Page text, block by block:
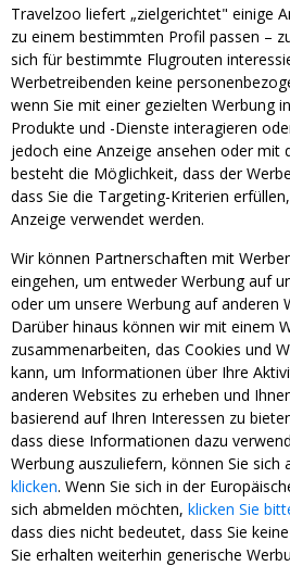
Travelzoo liefert „zielgerichtet" einige
zu einem bestimmten Profil passen –
sich für bestimmte Flugrouten
Werbetreibenden keine
wenn Sie mit einer gezielten Werbung
Produkte und -Dienste interagieren
jedoch eine Anzeige ansehen oder mit
besteht die Möglichkeit, dass der
dass Sie die Targeting-Kriterien
Anzeige verwendet werden.
Wir können Partnerschaften mit
eingehen, um entweder Werbung auf
oder um unsere Werbung auf anderen
Darüber hinaus können wir mit einem
zusammenarbeiten, das Cookies und
kann, um Informationen über Ihre
anderen Websites zu erheben und
basierend auf Ihren Interessen zu
dass diese Informationen dazu
Werbung auszuliefern, können Sie sich
klicken. Wenn Sie sich in der
sich abmelden möchten, klicken Sie
dass dies nicht bedeutet, dass Sie
Sie erhalten weiterhin generische